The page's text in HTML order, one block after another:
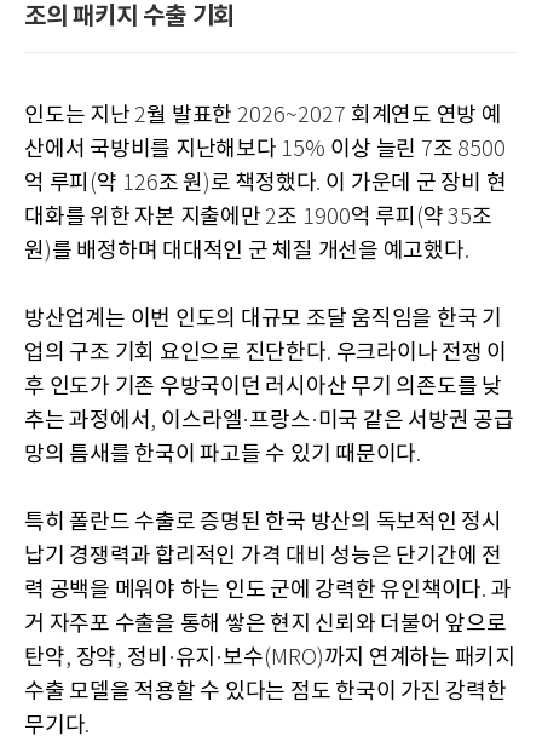
조의 패키지 수출 기회
인도는 지난 2월 발표한 2026~2027 회계연도 연방 예
산에서 국방비를 지난해보다 15% 이상 늘린 7조 8500
억 루피 (약 126조 원 )로 책정했다. 이 가운데 군 장비 현
대화를 위한 자본 지출에만 2조 1900억 루피 (약35조
원 )를 배정하며 대대적인 군 체질 개선을 예고했다.
방산업계는 이번 인도의 대규모 조달 움직임을 한국 기
업의 구조 기회 요인으로 진단한다. 우크라이나 전쟁 이
후 인도가 기존 우방국이던 러시아산 무기 의존도를 낮
추는 과정에서 , 이스라엘·프랑스·미국 같은 서방권 공급
망의 틈새를 한국이 파고들 수 있기 때문이다.
특히 폴란드 수출로 증명된 한국 방산의 독보적인 정시
납기 경쟁력과 합리적인 가격 대비 성능은 단기간에 전
력 공백을 메워야 하는 인도 군에 강력한 유인책이다. 과
거 자주포 수출을 통해 쌓은 현지 신뢰와 더불어 앞으로
탄약, 장약, 정비 ·유지 ·보수(MRO)까지 연계하는 패키지
수출 모델을 적용할 수 있다는 점도 한국이 가진 강력한
무기다.